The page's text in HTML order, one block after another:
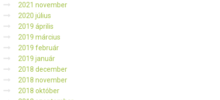
2021 november
2020 július
2019 április
2019 március
2019 február
2019 január
2018 december
2018 november
2018 október